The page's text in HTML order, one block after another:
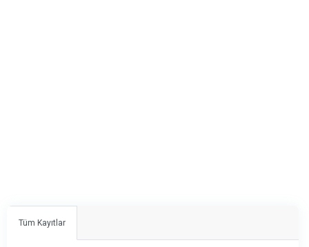
Tüm Kayıtlar